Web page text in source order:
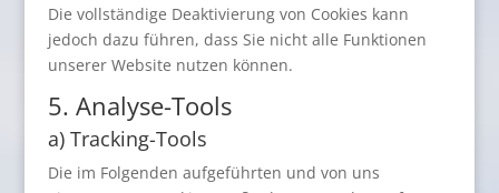
Die vollständige Deaktivierung von Cookies kann
jedoch dazu führen, dass Sie nicht alle Funktionen
unserer Website nutzen können.
5. Analyse-Tools
a) Tracking-Tools
Die im Folgenden aufgeführten und von uns